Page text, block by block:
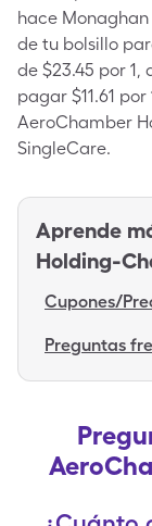
hace
de tu bolsillo
de $23.45 por
pagar $11.61
AeroChamber
SingleCare.
Aprende
Holding-
Cupones/
Preguntas